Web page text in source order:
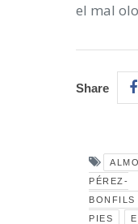
el mal
Share
PÉREZ-
BONFILS
PIES